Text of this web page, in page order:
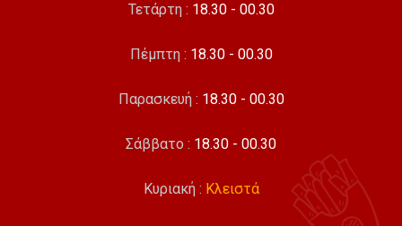
Τετάρτη : 18.30 - 00.30
Πέμπτη : 18.30 - 00.30
Παρασκευή : 18.30 - 00.30
Σάββατο : 18.30 - 00.30
Κυριακή : Κλειστά